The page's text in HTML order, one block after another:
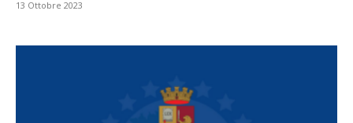
13 Ottobre 2023